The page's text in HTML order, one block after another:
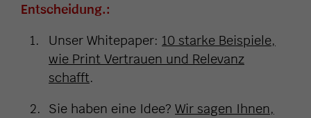
Entscheidung.:
Unser Whitepaper: 10 starke Beispiele,
wie Print Vertrauen und Relevanz
schafft.
Sie haben eine Idee? Wir sagen Ihnen,